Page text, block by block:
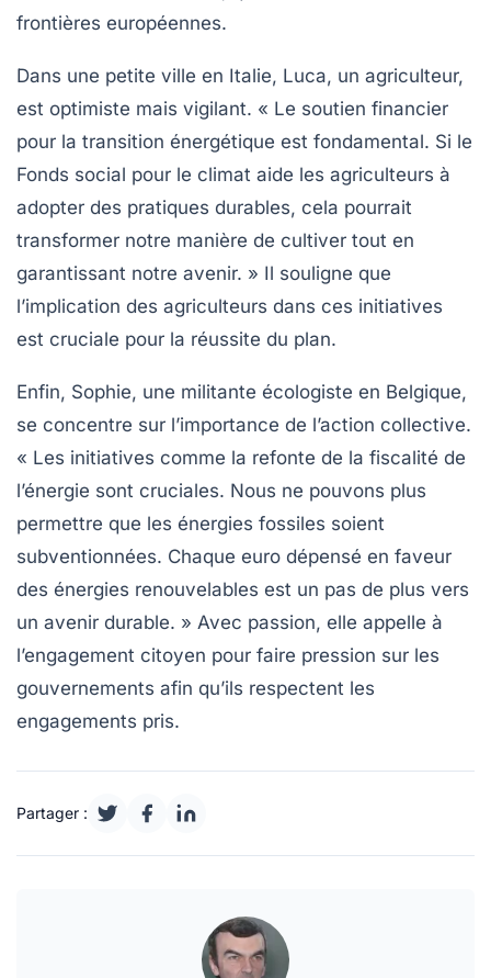
frontières européennes.
Dans une petite ville en Italie, Luca, un agriculteur,
est optimiste mais vigilant. « Le soutien financier
pour la transition énergétique est fondamental. Si le
Fonds social pour le climat aide les agriculteurs à
adopter des pratiques durables, cela pourrait
transformer notre manière de cultiver tout en
garantissant notre avenir. » Il souligne que
l’implication des agriculteurs dans ces initiatives
est cruciale pour la réussite du plan.
Enfin, Sophie, une militante écologiste en Belgique,
se concentre sur l’importance de l’action collective.
« Les initiatives comme la refonte de la fiscalité de
l’énergie sont cruciales. Nous ne pouvons plus
permettre que les énergies fossiles soient
subventionnées. Chaque euro dépensé en faveur
des énergies renouvelables est un pas de plus vers
un avenir durable. » Avec passion, elle appelle à
l’engagement citoyen pour faire pression sur les
gouvernements afin qu’ils respectent les
engagements pris.
Partager :